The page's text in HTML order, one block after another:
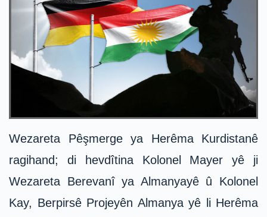
Wezareta Pêşmerge ya Herêma Kurdistanê
ragihand; di hevdîtina Kolonel Mayer yê ji
Wezareta Berevanî ya Almanyayê û Kolonel
Kay, Berpirsê Projeyên Almanya yê li Herêma